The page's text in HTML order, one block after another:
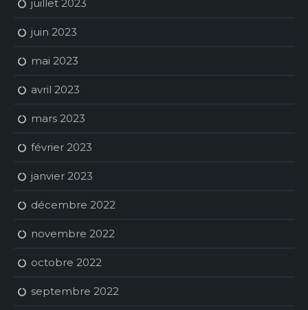
juillet 2023
juin 2023
mai 2023
avril 2023
mars 2023
février 2023
janvier 2023
décembre 2022
novembre 2022
octobre 2022
septembre 2022